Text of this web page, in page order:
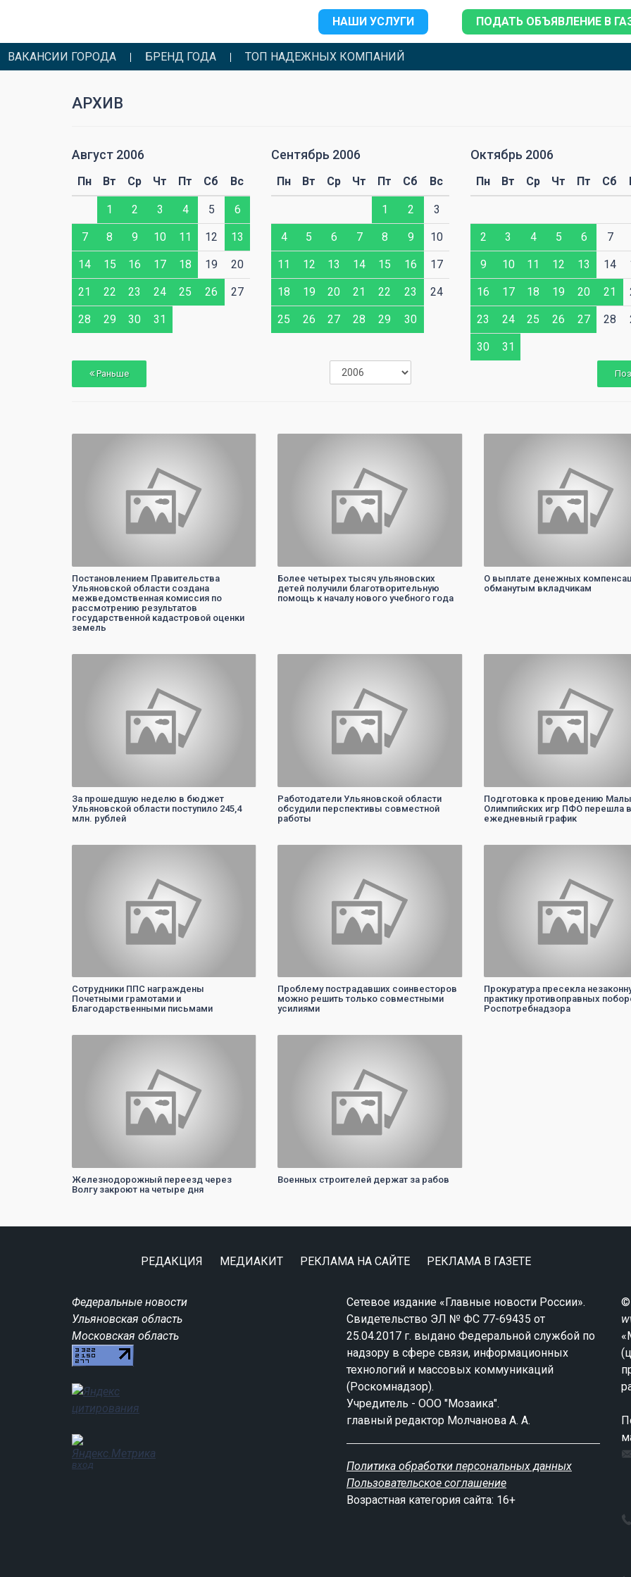
НАШИ УСЛУГИ ПОДАТЬ ОБЪЯВЛЕНИЕ В
ВАКАНСИИ ГОРОДА БРЕНД ГОДА ТОП НАДЕЖНЫХ КОМПАНИЙ
АРХИВ
Август 2006
Пн Вт Ср Чт Пт Сб Вс
1 2 3 4 5 6
7 8 9 10 11 12 13
14 15 16 17 18 19 20
21 22 23 24 25 26 27
28 29 30 31
Сентябрь 2006
Пн Вт Ср Чт Пт Сб Вс
1 2 3
4 5 6 7 8 9 10
11 12 13 14 15 16 17
18 19 20 21 22 23 24
25 26 27 28 29 30
Октябрь 2006
Пн Вт Ср Чт Пт Сб
2 3 4 5 6 7
9 10 11 12 13 14
16 17 18 19 20 21
23 24 25 26 27 28
30 31
Раньше
Постановлением Правительства
Ульяновской области создана
межведомственная комиссия по
рассмотрению результатов
государственной кадастровой оценки
земель
Более четырех тысяч ульяновских
детей получили благотворительную
помощь к началу нового учебного года
О выплате денежных
обманутым вкладчикам
За прошедшую неделю в бюджет
Ульяновской области поступило 245,4
млн. рублей
Работодатели Ульяновской области
обсудили перспективы совместной
работы
Подготовка к проведению
Олимпийских игр ПФО перешла в
ежедневный график
Cотрудники ППС награждены
Почетными грамотами и
Благодарственными письмами
Проблему пострадавших соинвесторов
можно решить только совместными
усилиями
Прокуратура пресекла
практику противоправных
Роспотребнадзора
Железнодорожный переезд через
Волгу закроют на четыре дня
Военных строителей держат за рабов
РЕДАКЦИЯ МЕДИАКИТ РЕКЛАМА НА САЙТЕ РЕКЛАМА В ГАЗЕТЕ
Федеральные новости
Ульяновская область
Московская область
вход
Сетевое издание «Главные новости России».
Свидетельство ЭЛ № ФС 77-69435 от
25.04.2017 г. выдано Федеральной службой по
надзору в сфере связи, информационных
технологий и массовых коммуникаций
(Роскомнадзор).
Учредитель - ООО "Мозаика".
главный редактор Молчанова А. А.
Политика обработки персональных данных
Пользовательское соглашение
Возрастная категория сайта: 16+
©